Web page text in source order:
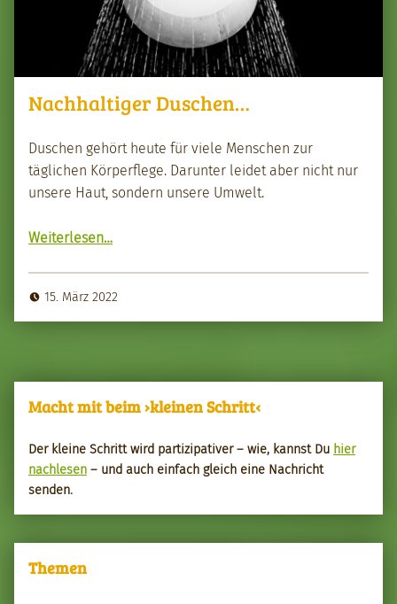
Nachhaltiger Duschen…
Duschen gehört heute für viele Men­schen zur
täglichen Kör­per­flege. Darunter lei­det aber nicht nur
unsere Haut, son­dern unsere Umwelt.
Weit­er­lesen…
15. März 2022
Macht mit beim ›kleinen Schritt‹
Der kleine Schritt wird par­tizipa­tiv­er – wie, kannst Du hier
nach­le­sen – und auch ein­fach gle­ich eine Nachricht
senden.
Themen